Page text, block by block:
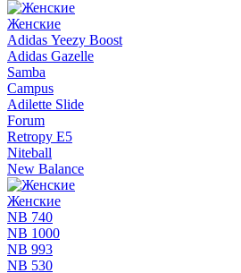
Женские
Adidas Yeezy Boost
Adidas Gazelle
Samba
Campus
Adilette Slide
Forum
Retropy E5
Niteball
New Balance
Женские
NB 740
NB 1000
NB 993
NB 530